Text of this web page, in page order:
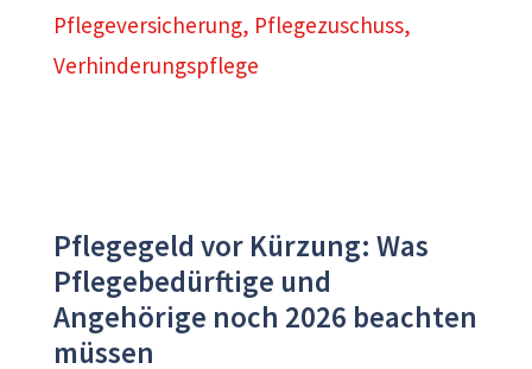
Pflegeversicherung, Pflegezuschuss,
Verhinderungspflege
Pflegegeld vor Kürzung: Was
Pflegebedürftige und
Angehörige noch 2026 beachten
müssen